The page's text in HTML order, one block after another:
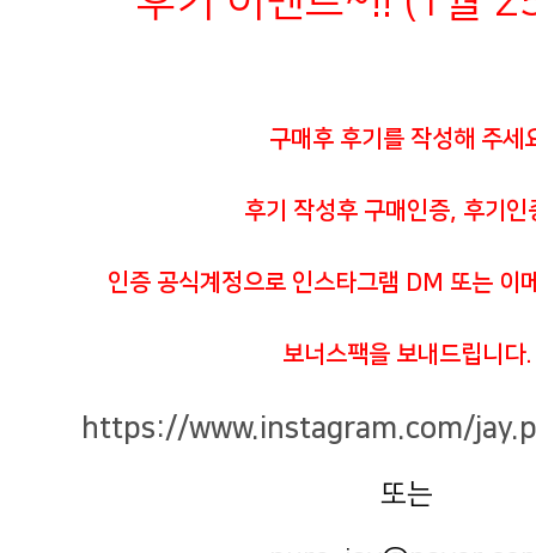
구매후 후기를 작성해 주세
후기 작성후 구매인증, 후기인
인증 공식계정으로 인스타그램 DM 또는 이
보너스팩을 보내드립니다.
https://www.instagram.com/
또는